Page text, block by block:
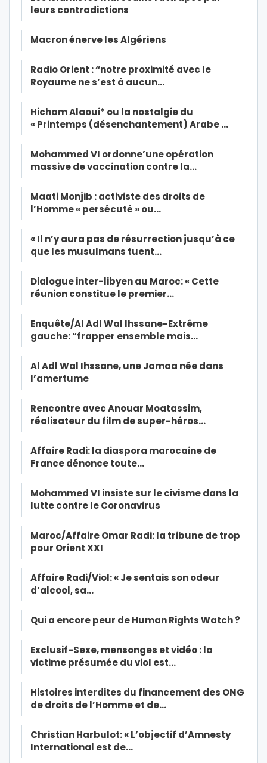
leurs contradictions
Macron énerve les Algériens
Radio Orient : “notre proximité avec le
Royaume ne s’est à aucun…
Hicham Alaoui* ou la nostalgie du
« Printemps (désenchantement) Arabe …
Mohammed VI ordonne’une opération
massive de vaccination contre la…
Maati Monjib : activiste des droits de
l’Homme « persécuté » ou…
« Il n’y aura pas de résurrection jusqu’à ce
que les musulmans tuent…
Dialogue inter-libyen au Maroc: « Cette
réunion constitue le premier…
Enquête/Al Adl Wal Ihssane-Extrême
gauche: “frapper ensemble mais…
Al Adl Wal Ihssane, une Jamaa née dans
l’amertume
Rencontre avec Anouar Moatassim,
réalisateur du film de super-héros…
Affaire Radi: la diaspora marocaine de
France dénonce toute…
Mohammed VI insiste sur le civisme dans la
lutte contre le Coronavirus
Maroc/Affaire Omar Radi: la tribune de trop
pour Orient XXI
Affaire Radi/Viol: « Je sentais son odeur
d’alcool, sa…
Qui a encore peur de Human Rights Watch ?
Exclusif-Sexe, mensonges et vidéo : la
victime présumée du viol est…
Histoires interdites du financement des ONG
de droits de l’Homme et de…
Christian Harbulot: « L’objectif d’Amnesty
International est de…